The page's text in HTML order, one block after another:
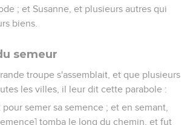
; et Susanne, et plusieurs autres qui
biens.
semeur
troupe s'assemblait, et que plusieurs
les villes, il leur dit cette parabole :
semer sa semence ; et en semant,
tomba le long du chemin, et fut